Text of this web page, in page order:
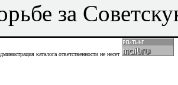
за
каталога ответственности не несет